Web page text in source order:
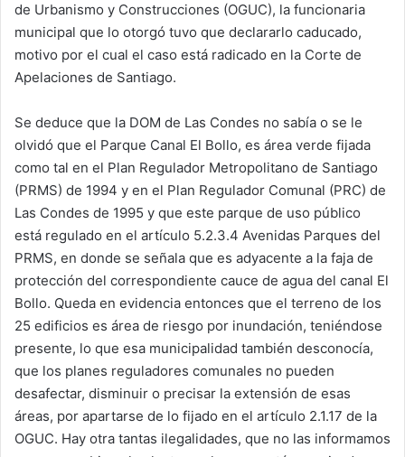
de Urbanismo y Construcciones (OGUC), la funcionaria
municipal que lo otorgó tuvo que declararlo caducado,
motivo por el cual el caso está radicado en la Corte de
Apelaciones de Santiago.
Se deduce que la DOM de Las Condes no sabía o se le
olvidó que el Parque Canal El Bollo, es área verde fijada
como tal en el Plan Regulador Metropolitano de Santiago
(PRMS) de 1994 y en el Plan Regulador Comunal (PRC) de
Las Condes de 1995 y que este parque de uso público
está regulado en el artículo 5.2.3.4 Avenidas Parques del
PRMS, en donde se señala que es adyacente a la faja de
protección del correspondiente cauce de agua del canal El
Bollo. Queda en evidencia entonces que el terreno de los
25 edificios es área de riesgo por inundación, teniéndose
presente, lo que esa municipalidad también desconocía,
que los planes reguladores comunales no pueden
desafectar, disminuir o precisar la extensión de esas
áreas, por apartarse de lo fijado en el artículo 2.1.17 de la
OGUC. Hay otra tantas ilegalidades, que no las informamos